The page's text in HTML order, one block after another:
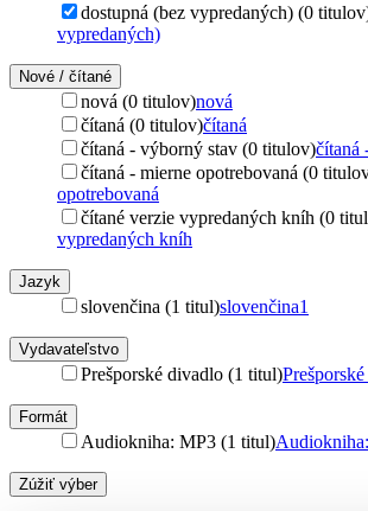
dostupná (bez vypredaných) (0
vypredaných)
Nové / čítané
nová (0 titulov)nová
čítaná (0 titulov)čítaná
čítaná - výborný stav (0 titulov)čítaná
čítaná - mierne opotrebovaná (0
opotrebovaná
čítané verzie vypredaných kníh (0
vypredaných kníh
Jazyk
slovenčina (1 titul)slovenčina1
Vydavateľstvo
Prešporské divadlo (1 titul)
Formát
Audiokniha: MP3 (1 titul)
Zúžiť výber